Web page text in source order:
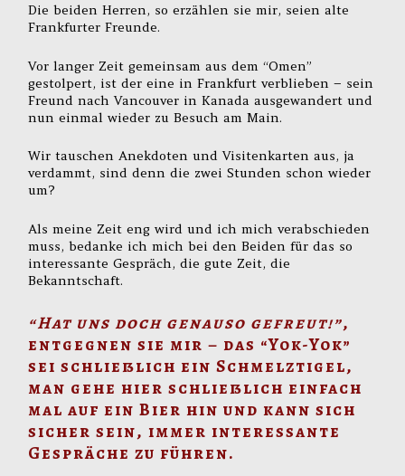
Die beiden Herren, so erzählen sie mir, seien alte
Frankfurter Freunde.
Vor langer Zeit gemeinsam aus dem “Omen”
gestolpert, ist der eine in Frankfurt verblieben – sein
Freund nach Vancouver in Kanada ausgewandert und
nun einmal wieder zu Besuch am Main.
Wir tauschen Anekdoten und Visitenkarten aus, ja
verdammt, sind denn die zwei Stunden schon wieder
um?
Als meine Zeit eng wird und ich mich verabschieden
muss, bedanke ich mich bei den Beiden für das so
interessante Gespräch, die gute Zeit, die
Bekanntschaft.
“Hat uns doch genauso gefreut!”,
entgegnen sie mir – das “Yok-Yok”
sei schließlich ein Schmelztigel,
man gehe hier schließlich einfach
mal auf ein Bier hin und kann sich
sicher sein, immer interessante
Gespräche zu führen.